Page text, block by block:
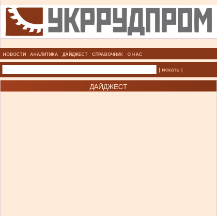
НОВОСТИ АНАЛИТИКА ДАЙДЖЕСТ СПРАВОЧНИК О НАС
| искать |
ДАЙДЖЕСТ